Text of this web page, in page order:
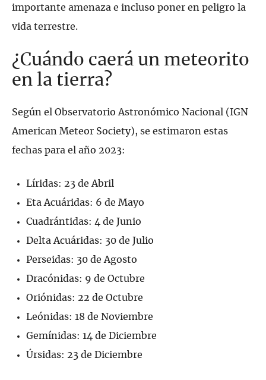
importante amenaza e incluso poner en peligro la
vida terrestre.
¿Cuándo caerá un meteorito
en la tierra?
Según el Observatorio Astronómico Nacional (IGN
American Meteor Society), se estimaron estas
fechas para el año 2023:
Líridas: 23 de Abril
Eta Acuáridas: 6 de Mayo
Cuadrántidas: 4 de Junio
Delta Acuáridas: 30 de Julio
Perseidas: 30 de Agosto
Dracónidas: 9 de Octubre
Oriónidas: 22 de Octubre
Leónidas: 18 de Noviembre
Gemínidas: 14 de Diciembre
Úrsidas: 23 de Diciembre